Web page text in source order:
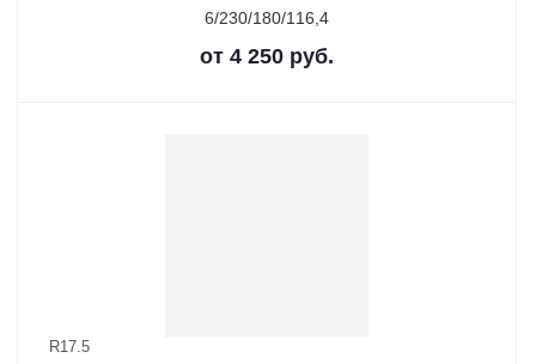
6/230/180/116,4
от 4 250 руб.
R17.5